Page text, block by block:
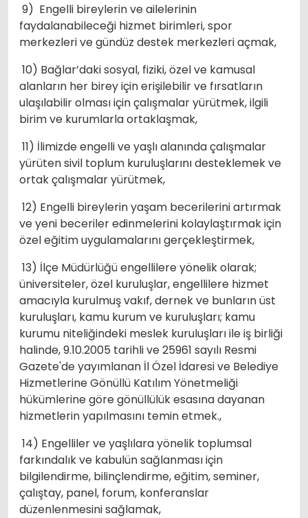
9) Engelli bireylerin ve ailelerinin
faydalanabileceği hizmet birimleri, spor
merkezleri ve gündüz destek merkezleri açmak,
10) Bağlar’daki sosyal, fiziki, özel ve kamusal
alanların her birey için erişilebilir ve fırsatların
ulaşılabilir olması için çalışmalar yürütmek, ilgili
birim ve kurumlarla ortaklaşmak,
11) İlimizde engelli ve yaşlı alanında çalışmalar
yürüten sivil toplum kuruluşlarını desteklemek ve
ortak çalışmalar yürütmek,
12) Engelli bireylerin yaşam becerilerini artırmak
ve yeni beceriler edinmelerini kolaylaştırmak için
özel eğitim uygulamalarını gerçekleştirmek,
13) İlçe Müdürlüğü engellilere yönelik olarak;
üniversiteler, özel kuruluşlar, engellilere hizmet
amacıyla kurulmuş vakıf, dernek ve bunların üst
kuruluşları, kamu kurum ve kuruluşları; kamu
kurumu niteliğindeki meslek kuruluşları ile iş birliği
halinde, 9.10.2005 tarihli ve 25961 sayılı Resmi
Gazete'de yayımlanan İl Özel İdaresi ve Belediye
Hizmetlerine Gönüllü Katılım Yönetmeliği
hükümlerine göre gönüllülük esasına dayanan
hizmetlerin yapılmasını temin etmek.,
14) Engelliler ve yaşlılara yönelik toplumsal
farkındalık ve kabulün sağlanması için
bilgilendirme, bilinçlendirme, eğitim, seminer,
çalıştay, panel, forum, konferanslar
düzenlenmesini sağlamak,